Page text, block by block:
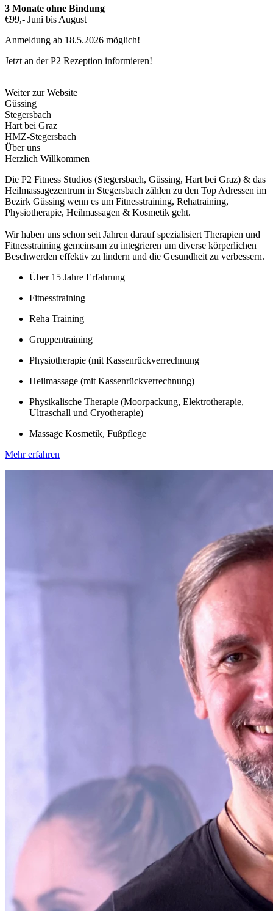
3 Monate ohne Bindung
€99,- Juni bis August
Anmeldung ab 18.5.2026 möglich!
Jetzt an der P2 Rezeption informieren!
Weiter zur Website
Güssing
Stegersbach
Hart bei Graz
HMZ-Stegersbach
Über uns
Herzlich Willkommen
Die P2 Fitness Studios (Stegersbach, Güssing, Hart bei Graz) & das
Heilmassagezentrum in Stegersbach zählen zu den Top Adressen im
Bezirk Güssing wenn es um Fitnesstraining, Rehatraining,
Physiotherapie, Heilmassagen & Kosmetik geht.
Wir haben uns schon seit Jahren darauf spezialisiert Therapien und
Fitnesstraining gemeinsam zu integrieren um diverse körperlichen
Beschwerden effektiv zu lindern und die Gesundheit zu verbessern.
Über 15 Jahre Erfahrung
Fitnesstraining
Reha Training
Gruppentraining
Physiotherapie (mit Kassenrückverrechnung
Heilmassage (mit Kassenrückverrechnung)
Physikalische Therapie (Moorpackung, Elektrotherapie,
Ultraschall und Cryotherapie)
Massage Kosmetik, Fußpflege
Mehr erfahren